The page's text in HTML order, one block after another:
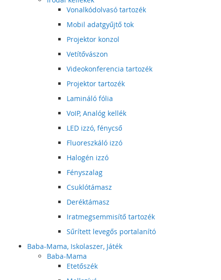
Vonalkódolvasó tartozék
Mobil adatgyűjtő tok
Projektor konzol
Vetítővászon
Videokonferencia tartozék
Projektor tartozék
Lamináló fólia
VoIP, Analóg kellék
LED izzó, fénycső
Fluoreszkáló izzó
Halogén izzó
Fényszalag
Csuklótámasz
Deréktámasz
Iratmegsemmisítő tartozék
Sűrített levegős portalanító
Baba-Mama, Iskolaszer, Játék
Baba-Mama
Etetőszék